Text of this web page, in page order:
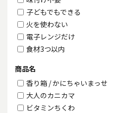
子どもでもできる
火を使わない
電子レンジだけ
食材3つ以内
商品名
香り箱 / かにちゃいまっせ
大人のカニカマ
ビタミンちくわ